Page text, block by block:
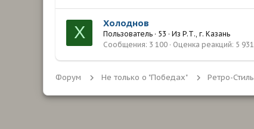
Х Холоднов
Пользователь · 53 · Из Р.Т., г. Казань
Сообщения 3 100 Оценка реакций 5 931
Форум Не только о "Победах" Ретро-Стиль